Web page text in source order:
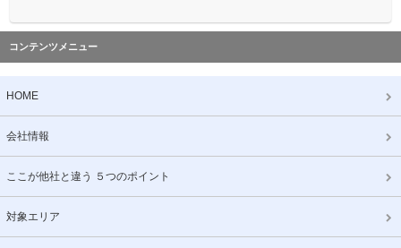
コンテンツメニュー
HOME
会社情報
ここが他社と違う ５つのポイント
対象エリア